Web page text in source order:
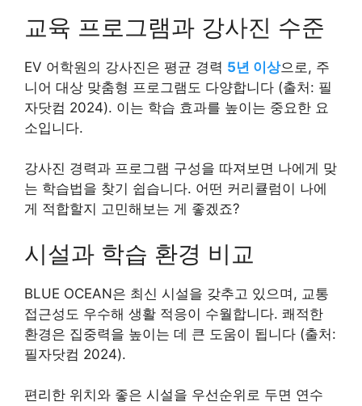
교육 프로그램과 강사진 수준
EV 어학원의 강사진은 평균 경력 5년 이상으로, 주
니어 대상 맞춤형 프로그램도 다양합니다 (출처: 필
자닷컴 2024). 이는 학습 효과를 높이는 중요한 요
소입니다.
강사진 경력과 프로그램 구성을 따져보면 나에게 맞
는 학습법을 찾기 쉽습니다. 어떤 커리큘럼이 나에
게 적합할지 고민해보는 게 좋겠죠?
시설과 학습 환경 비교
BLUE OCEAN은 최신 시설을 갖추고 있으며, 교통
접근성도 우수해 생활 적응이 수월합니다. 쾌적한
환경은 집중력을 높이는 데 큰 도움이 됩니다 (출처:
필자닷컴 2024).
편리한 위치와 좋은 시설을 우선순위로 두면 연수